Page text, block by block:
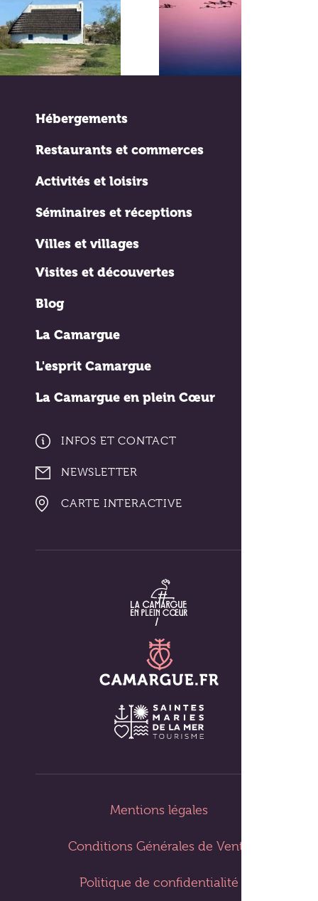
Hébergements
Restaurants et commerces
Activités et loisirs
Séminaires et réceptions
Villes et villages
Visites et découvertes
Blog
La Camargue
L'esprit Camargue
La Camargue en plein Cœur
INFOS ET CONTACT
NEWSLETTER
CARTE INTERACTIVE
Mentions légales
Conditions Générales de Vente
Politique de confidentialité